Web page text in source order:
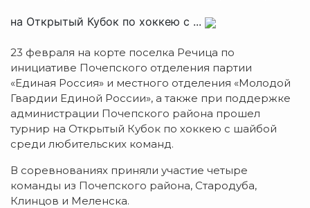
на Открытый Кубок по хоккею с ...
23 февраля на корте поселка Речица по
инициативе Почепского отделения партии
«Единая Россия» и местного отделения «Молодой
Гвардии Единой России», а также при поддержке
администрации Почепского района прошел
турнир на Открытый Кубок по хоккею с шайбой
среди любительских команд.
В соревнованиях приняли участие четыре
команды из Почепского района, Стародуба,
Клинцов и Меленска.